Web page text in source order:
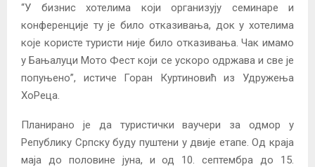
“У бизнис хотелима који организују семинаре и
конференције ту је било отказивања, док у хотелима
које користе туристи није било отказивања. Чак имамо
у Бањалуци Мото Фест који се ускоро одржава и све је
попуњено”, истиче Горан Куртиновић из Удружења
ХоРеца.
Планирано је да туристички ваучери за одмор у
Републику Српску буду пуштени у двије етапе. Од краја
маја до половине јуна, и од 10. септембра до 15.